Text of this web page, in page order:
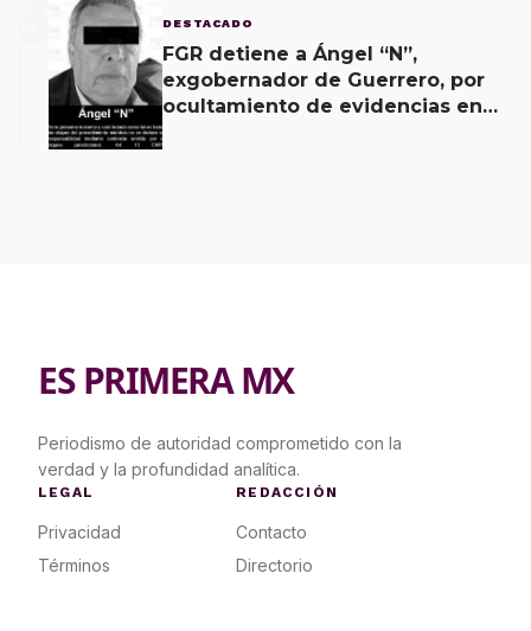
DESTACADO
FGR detiene a Ángel “N”,
exgobernador de Guerrero, por
ocultamiento de evidencias en
ES PRIMERA MX
Periodismo de autoridad comprometido con la
verdad y la profundidad analítica.
LEGAL
Privacidad
Términos
REDACCIÓN
Contacto
Directorio